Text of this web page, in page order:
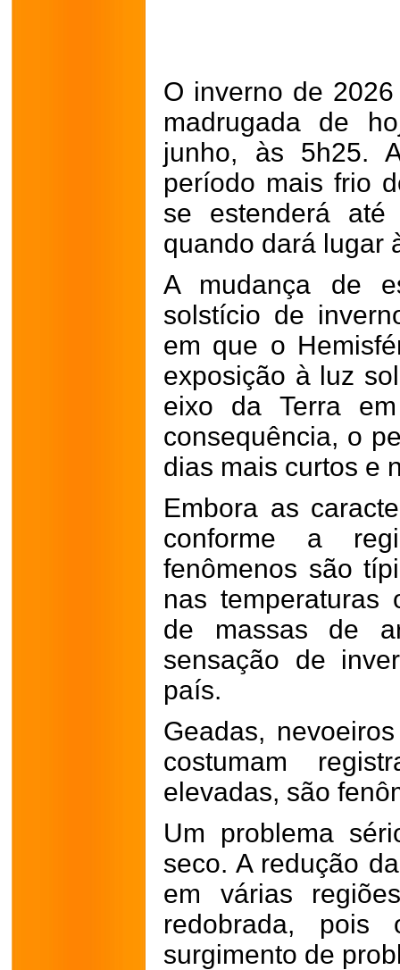
O inverno de
madrugada de
junho, às 5h25.
período mais frio
se estenderá
quando dará lugar
A mudança de
solstício de
em que o
exposição à luz
eixo da Terra
consequência, o
dias mais curtos e
Embora as
conforme a
fenômenos são
nas temperaturas
de massas de
sensação de
país.
Geadas,
costumam
elevadas, são
Um problema
seco. A redução
em várias
redobrada,
surgimento de